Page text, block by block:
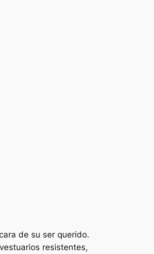
de su ser querido.
resistentes,